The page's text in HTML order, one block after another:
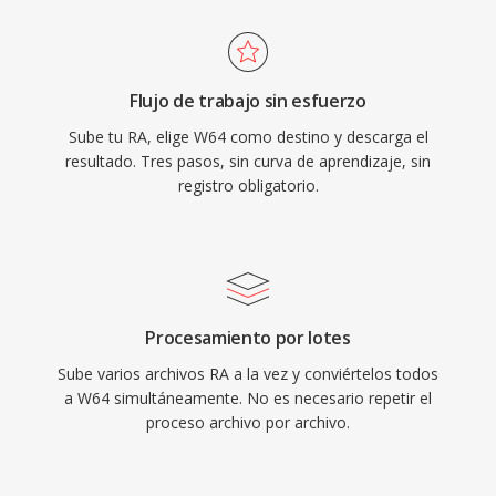
reproducirse en dispositivos actuales.
grabación de conciertos en vivo y la adquisicion
de datos científicos. Sound Forge, Audacity y
otras estaciones de trabajo de audio digital
profesionales proporcionan soporte nativo de
W64 para importación y exportación sin
problemas. Para ingenieros y productores qué
fiabilidad y simplicidad de WAV sin la frustrante
Flujo de trabajo sin esfuerzo
Sube tu RA, elige W64 como destino y descarga el
resultado. Tres pasos, sin curva de aprendizaje, sin
registro obligatorio.
Procesamiento por lotes
Sube varios archivos RA a la vez y conviértelos todos
a W64 simultáneamente. No es necesario repetir el
proceso archivo por archivo.